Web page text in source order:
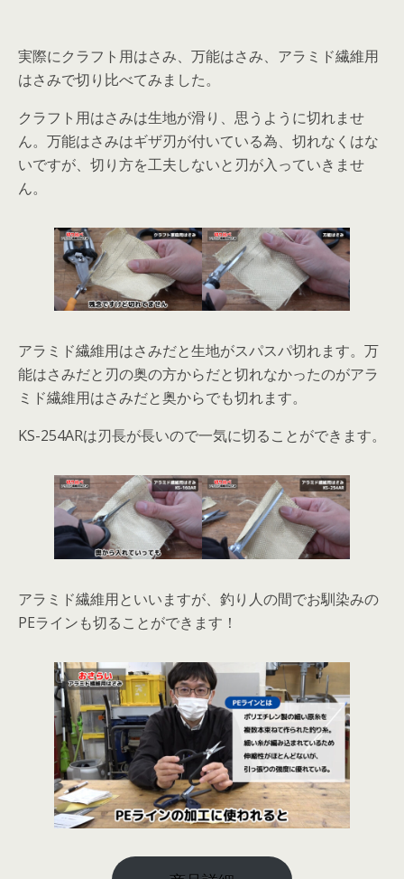
実際にクラフト用はさみ、万能はさみ、アラミド繊維用
はさみで切り比べてみました。
クラフト用はさみは生地が滑り、思うように切れませ
ん。万能はさみはギザ刃が付いている為、切れなくはな
いですが、切り方を工夫しないと刃が入っていきませ
ん。
アラミド繊維用はさみだと生地がスパスパ切れます。万
能はさみだと刃の奥の方からだと切れなかったのがアラ
ミド繊維用はさみだと奥からでも切れます。
KS-254ARは刃長が長いので一気に切ることができます。
アラミド繊維用といいますが、釣り人の間でお馴染みの
PEラインも切ることができます！